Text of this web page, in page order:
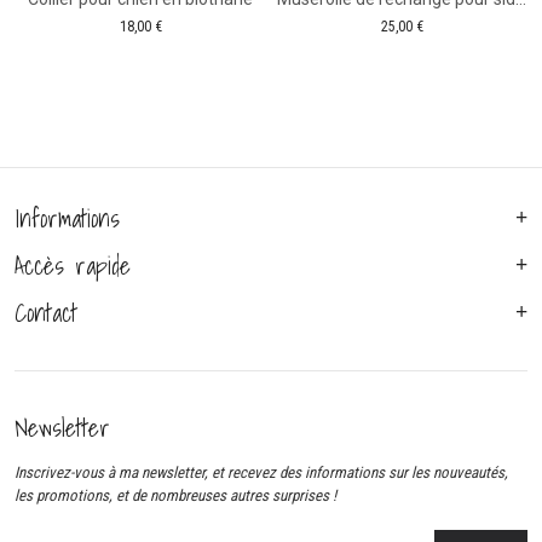
18,00 € 25,00 €
Informations
Accès rapide
Contact
Newsletter
Inscrivez-vous à ma newsletter, et recevez des informations sur les nouveautés,
les promotions, et de nombreuses autres surprises !